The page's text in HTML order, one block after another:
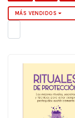
MÁS VENDIDOS